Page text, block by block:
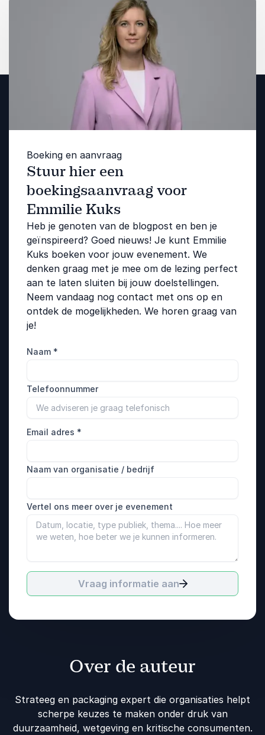
Boeking en aanvraag
Stuur hier een
boekingsaanvraag voor
Emmilie Kuks
Heb je genoten van de blogpost en ben je
geïnspireerd? Goed nieuws! Je kunt Emmilie
Kuks boeken voor jouw evenement. We
denken graag met je mee om de lezing perfect
aan te laten sluiten bij jouw doelstellingen.
Neem vandaag nog contact met ons op en
ontdek de mogelijkheden. We horen graag van
je!
Naam *
Telefoonnummer
Email adres *
Naam van organisatie / bedrijf
Vertel ons meer over je evenement
Vraag informatie aan
Over de auteur
Strateeg en packaging expert die organisaties helpt
scherpe keuzes te maken onder druk van
duurzaamheid, wetgeving en kritische consumenten.